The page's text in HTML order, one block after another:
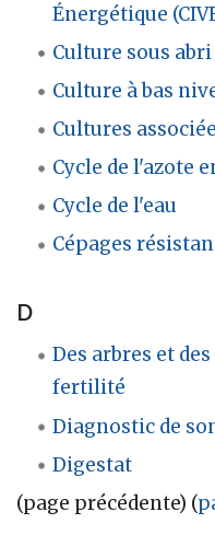
Énergétique
Culture sous abri
Culture à bas
Cultures
Cycle de l'azote
Cycle de l'eau
Cépages
D
Des arbres et
fertilité
Diagnostic de
Digestat
(page précédente) (